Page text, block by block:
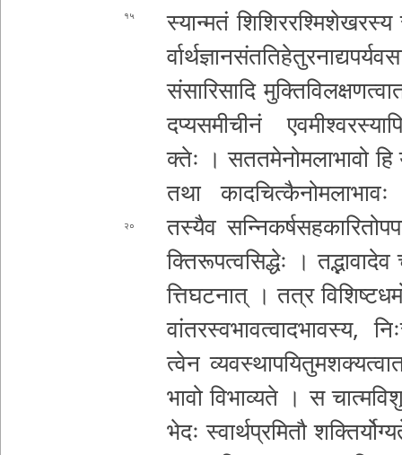
१५
स्यान्मतं
र्वा­र्थ­ज्ञा­न­सं­त­ति­हे­तु­र­ना
सं­सा­रि­सा­दि
द­प्य­स­मी­ची­नं
क्तेः । स­त­त­मे­नो­म­लाभावो
तथा का­द­चि­त्कै­नो­म­ला­भा­वः
२०
तस्यैव
क्ति­रू­प­त्व­सि­द्धेः । त­द्भा­वा­दे­व
त्ति­घ­ट­ना­त् । तत्र
वां­त­र­स्व­भा­व­त्वा­द­भा­व­स्य­,
त्वे­न व्य­व­स्था­प­यि­तु­म­श­क्य
भा­वो वि­भा­व्य­ते । स
भे­दः स्वा­र्थ­प्र­मि­तौ